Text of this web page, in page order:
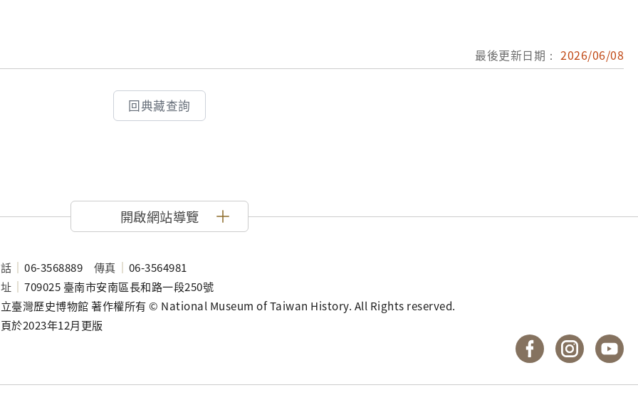
最後更新日期： 2026/06/08
回典藏查詢
開啟網站導覽
06-3568889 傳真
06-3564981
709025 臺南市安南區長和路一段250號
臺灣歷史博物館 著作權所有 © National Museum of Taiwan History. All Rights reserved.
於2023年12月更版
國立臺灣歷史博
國立臺灣